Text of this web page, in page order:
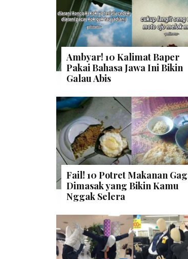
Ambyar! 10 Kalimat Baper
Pakai Bahasa Jawa Ini Bikin
Galau Abis
Fail! 10 Potret Makanan
Dimasak yang Bikin Kamu
Nggak Selera